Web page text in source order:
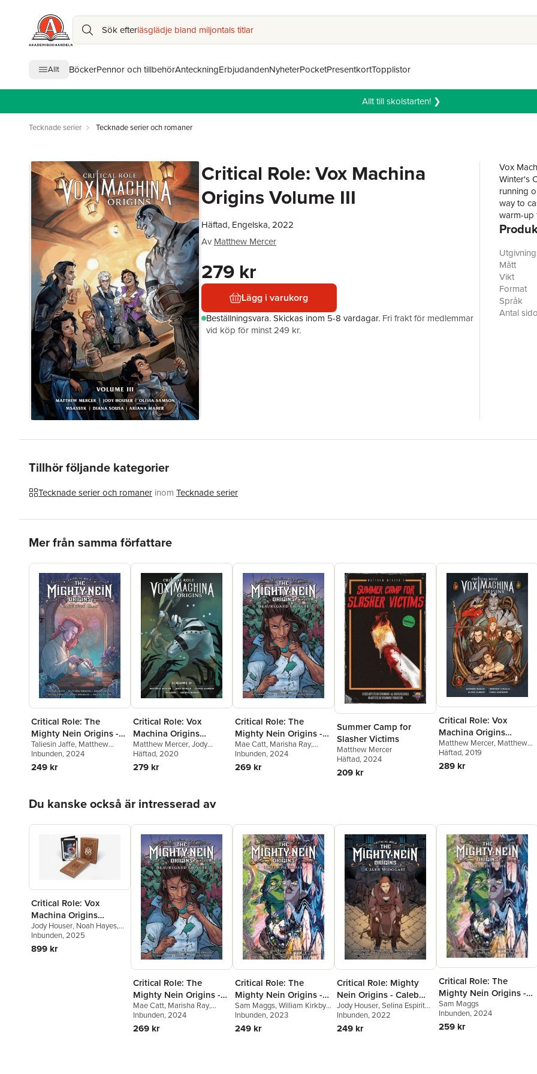
Sök efterläsglädje bland miljontals titlar
Allt BöckerPennor och tillbehörAnteckningErbjudandenNyheterPocketPresentkortTopplistor
Allt till skolstarten! ❯
Tecknade serier Tecknade serier och romaner
Critical Role: Vox Machina
Origins Volume III
Häftad, Engelska, 2022
Av Matthew Mercer
279 kr
Lägg i varukorg
Beställningsvara.Skickas inom 5-8 vardagar. Fri frakt för medlemmar
vid köp för minst 249 kr.
Vox
Winter's
running
way to
warm-up
bigger
series III
Samson,
Mått
Vikt
Format
Språk
Antal
Tillhör följande kategorier
Tecknade serier och romaner inom Tecknade serier
Mer från samma författare
Critical Role: The
Mighty Nein Origins -
Caduceus Clay
Taliesin Jaffe, Matthew
Mercer,Kendra Wells
Inbunden, 2024
249 kr
Critical Role: Vox
Machina Origins
Volume II
Matthew Mercer,Jody
Houser
Häftad, 2020
279 kr
Critical Role: The
Mighty Nein Origins -
Beauregard Lionett
Mae Catt, Marisha Ray,
Matthew Mercer
Inbunden, 2024
269 kr
Summer Camp for
Slasher Victims
Matthew Mercer
Häftad, 2024
209 kr
Critical Role: Vox
Machina Origins
Volume I
Matthew Mercer, Matthew
Colville,Olivia Samson
Häftad, 2019
289 kr
Du kanske också är intresserad av
Critical Role: Vox
Machina Origins
Volume IV (Deluxe Ed.)
Jody Houser, Noah Hayes,
Diana Sousa
Inbunden, 2025
899 kr
Critical Role: The
Mighty Nein Origins -
Beauregard Lionett
Mae Catt, Marisha Ray,
Matthew Mercer
Inbunden, 2024
269 kr
Critical Role: The
Mighty Nein Origins -
Nott the Brave
Sam Maggs,William Kirkby,
Sam Riegel
Inbunden, 2023
249 kr
Critical Role: Mighty
Nein Origins - Caleb
Widogast
Jody Houser,Selina Espiritu,
Liam O'Brien
Inbunden, 2022
249 kr
Critical Role: The
Mighty Nein Origins -
Nott the brave
Sam Maggs
Inbunden, 2024
259 kr